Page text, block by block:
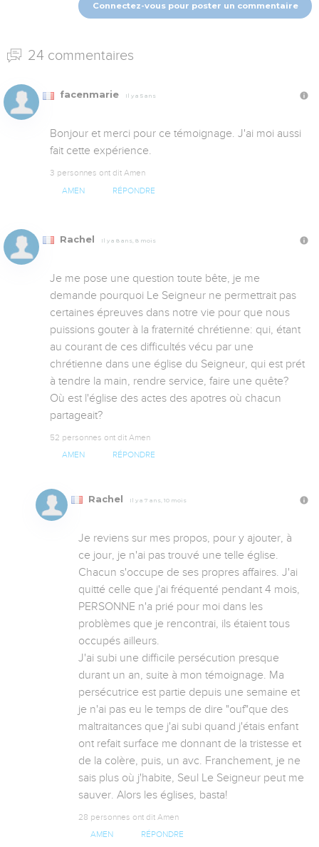
Connectez-vous pour poster un commentaire
24 commentaires
facenmarie Il y a 5 ans
Bonjour et merci pour ce témoignage. J'ai moi aussi
fait cette expérience.
3 personnes ont dit Amen
AMEN RÉPONDRE
Rachel Il y a 8 ans, 8 mois
Je me pose une question toute bête, je me
demande pourquoi Le Seigneur ne permettrait pas
certaines épreuves dans notre vie pour que nous
puissions gouter à la fraternité chrétienne: qui, étant
au courant de ces difficultés vécu par une
chrétienne dans une église du Seigneur, qui est prét
à tendre la main, rendre service, faire une quête?
Où est l'église des actes des apotres où chacun
partageait?
52 personnes ont dit Amen
AMEN RÉPONDRE
Rachel Il y a 7 ans, 10 mois
Je reviens sur mes propos, pour y ajouter, à
ce jour, je n'ai pas trouvé une telle église.
Chacun s'occupe de ses propres affaires. J'ai
quitté celle que j'ai fréquenté pendant 4 mois,
PERSONNE n'a prié pour moi dans les
problèmes que je rencontrai, ils étaient tous
occupés ailleurs.
J'ai subi une difficile persécution presque
durant un an, suite à mon témoignage. Ma
persécutrice est partie depuis une semaine et
je n'ai pas eu le temps de dire "ouf"que des
maltraitances que j'ai subi quand j'étais enfant
ont refait surface me donnant de la tristesse et
de la colère, puis, un avc. Franchement, je ne
sais plus où j'habite, Seul Le Seigneur peut me
sauver. Alors les églises, basta!
28 personnes ont dit Amen
AMEN RÉPONDRE